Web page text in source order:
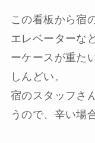
この看板から宿
エレベーターな
ーケースが重た
しんどい。
宿のスタッフさ
うので、辛い場